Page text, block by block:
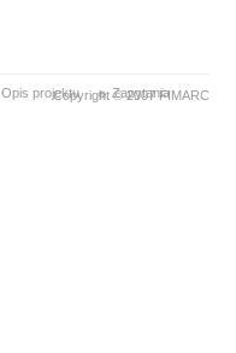
Opis projektu
Zapytania
Copyright © 2007 FIMARC